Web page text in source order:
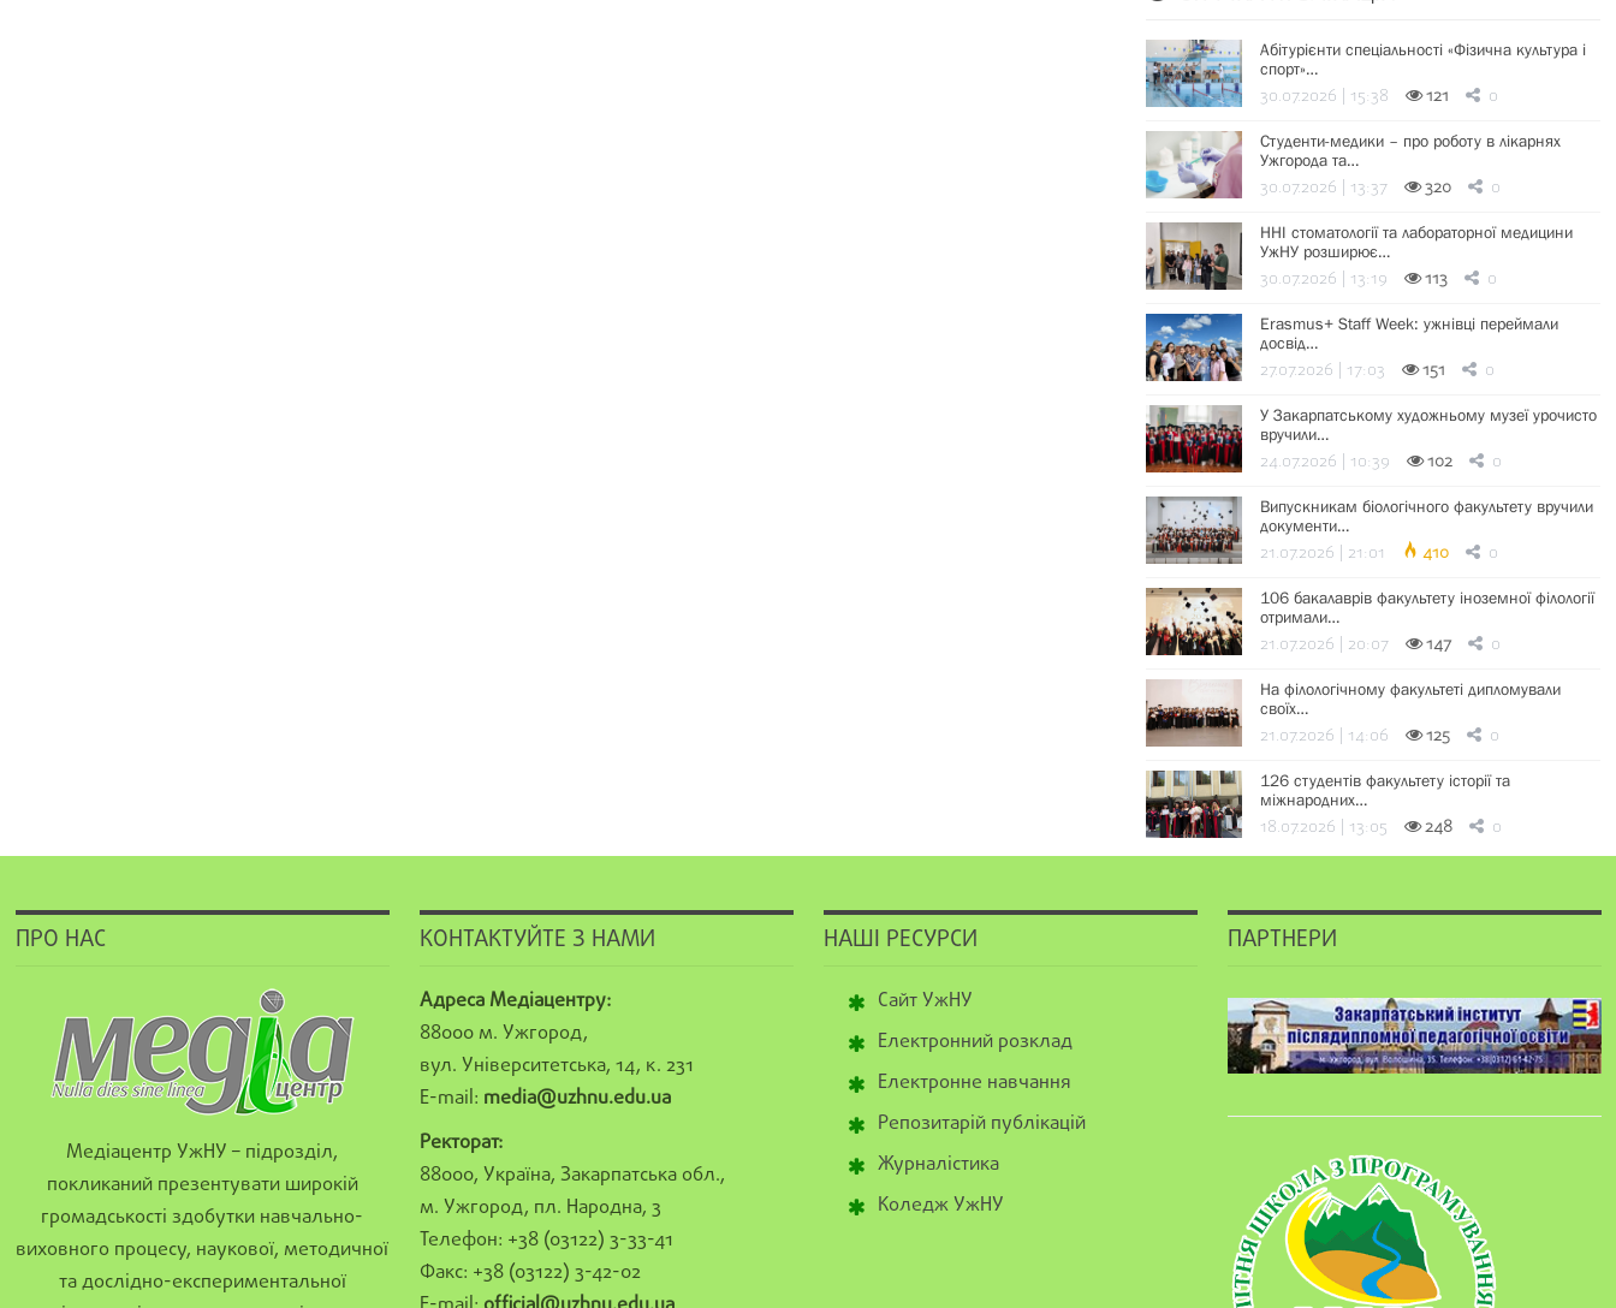
Абітурієнти спеціальності «Фізична культура і
спорт»…
30.07.2026 | 15:38 121 0
Студенти-медики – про роботу в лікарнях
Ужгорода та…
30.07.2026 | 13:37 320 0
ННІ стоматології та лабораторної медицини
УжНУ розширює…
30.07.2026 | 13:19 113 0
Erasmus+ Staff Week: ужнівці переймали
досвід…
27.07.2026 | 17:03 151 0
У Закарпатському художньому музеї урочисто
вручили…
24.07.2026 | 10:39 102 0
Випускникам біологічного факультету вручили
документи…
21.07.2026 | 21:01 410 0
106 бакалаврів факультету іноземної філології
отримали…
21.07.2026 | 20:07 147 0
На філологічному факультеті дипломували
своїх…
21.07.2026 | 14:06 125 0
126 студентів факультету історії та
міжнародних…
18.07.2026 | 13:05 248 0
ПРО НАС
Медіацентр УжНУ – підрозділ,
покликаний презентувати широкій
громадськості здобутки навчально-
виховного процесу, наукової, методичної
та дослідно-експериментальної
КОНТАКТУЙТЕ З НАМИ
Адреса Медіацентру:
88000 м. Ужгород,
вул. Університетська, 14, к. 231
E-mail: media@uzhnu.edu.ua
Ректорат:
88000, Україна, Закарпатська обл.,
м. Ужгород, пл. Народна, 3
Телефон: +38 (03122) 3-33-41
Факс: +38 (03122) 3-42-02
НАШІ РЕСУРСИ
Сайт УжНУ
Електронний розклад
Електронне навчання
Репозитарій публікацій
Журналістика
Коледж УжНУ
ПАРТНЕРИ